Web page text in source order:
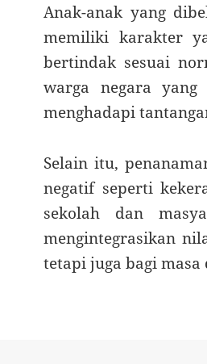
Anak-anak yang
memiliki karakter
bertindak sesuai
warga negara
menghadapi
Selain itu,
negatif seperti
sekolah dan
mengintegrasikan
tetapi juga bagi masa